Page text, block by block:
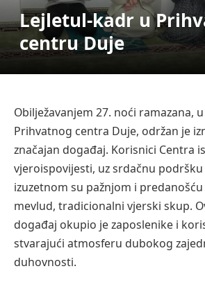
Lejletul-kadr u
centru Duje
Obilježavanjem 27. noći ramazana,
Prihvatnog centra Duje, održan je
značajan događaj. Korisnici Centra
vjeroispovijesti, uz srdačnu podršku
izuzetnom su pažnjom i
mevlud, tradicionalni vjerski skup.
događaj okupio je zaposlenike i
stvarajući atmosferu dubokog
duhovnosti.